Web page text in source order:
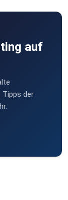
auf
Tipps der